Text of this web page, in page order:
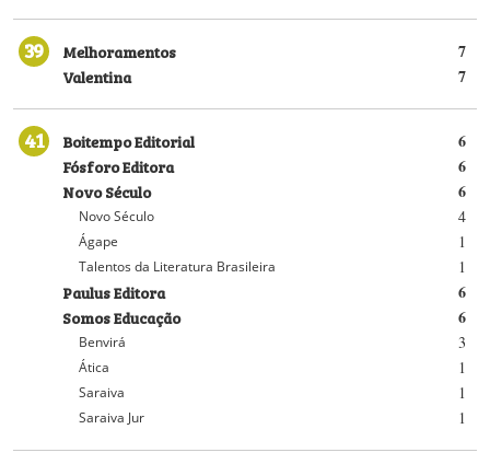
39 7
Melhoramentos
7
Valentina
41 6
Boitempo Editorial
6
Fósforo Editora
6
Novo Século
4
Novo Século
1
Ágape
1
Talentos da Literatura Brasileira
6
Paulus Editora
6
Somos Educação
3
Benvirá
1
Ática
1
Saraiva
1
Saraiva Jur